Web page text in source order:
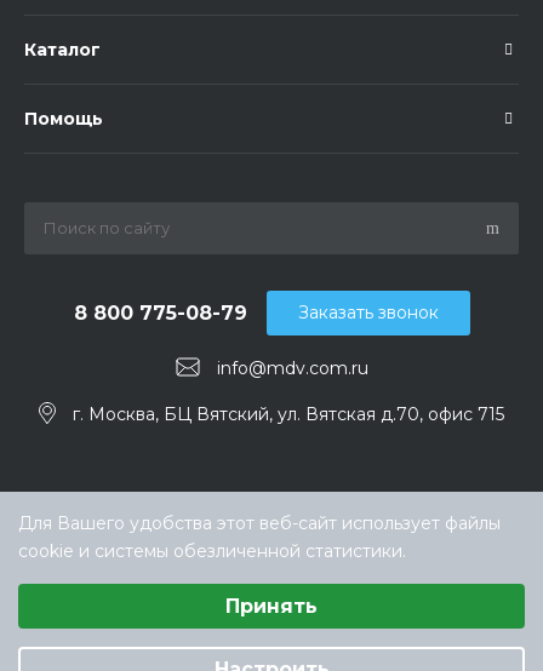
Каталог
Помощь
info@mdv.com.ru
8 800 775-08-79
г. Москва, БЦ Вятский, ул. Вятская д.70, офис 715
Заказать звонок
дилер MDV в РФ
Для Вашего удобства этот веб-сайт использует файлы
cookie и системы обезличенной статистики.
Принять